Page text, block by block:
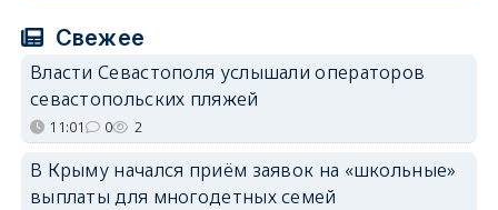
Свежее
Власти Севастополя услышали операторов
севастопольских пляжей
11:01 0 2
В Крыму начался приём заявок на «школьные»
выплаты для многодетных семей